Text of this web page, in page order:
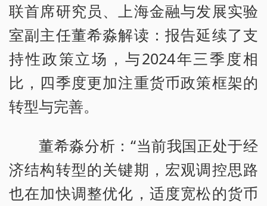
联首席研究员、上海金融与发展实验
室副主任董希淼解读：报告延续了支
持性政策立场，与2024年三季度相
比，四季度更加注重货币政策框架的
转型与完善。
董希淼分析：“当前我国正处于经
济结构转型的关键期，宏观调控思路
也在加快调整优化，适度宽松的货币